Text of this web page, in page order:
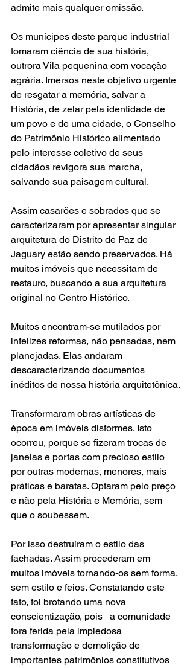
admite mais qualquer omissão.
Os munícipes deste parque industrial
tomaram ciência de sua história,
outrora Vila pequenina com vocação
agrária. Imersos neste objetivo urgente
de resgatar a memória, salvar a
História, de zelar pela identidade de
um povo e de uma cidade, o Conselho
do Patrimônio Histórico alimentado
pelo interesse coletivo de seus
cidadãos revigora sua marcha,
salvando sua paisagem cultural.
Assim casarões e sobrados que se
caracterizaram por apresentar singular
arquitetura do Distrito de Paz de
Jaguary estão sendo preservados. Há
muitos imóveis que necessitam de
restauro, buscando a sua arquitetura
original no Centro Histórico.
Muitos encontram-se mutilados por
infelizes reformas, não pensadas, nem
planejadas. Elas andaram
descaracterizando documentos
inéditos de nossa história arquitetônica.
Transformaram obras artísticas de
época em imóveis disformes. Isto
ocorreu, porque se fizeram trocas de
janelas e portas com precioso estilo
por outras modernas, menores, mais
práticas e baratas. Optaram pelo preço
e não pela História e Memória, sem
que o soubessem.
Por isso destruíram o estilo das
fachadas. Assim procederam em
muitos imóveis tornando-os sem forma,
sem estilo e feios. Constatando este
fato, foi brotando uma nova
conscientização, pois   a comunidade
fora ferida pela impiedosa
transformação e demolição de
importantes patrimônios constitutivos